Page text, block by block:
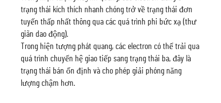
trạng thái kích thích nhanh chóng trở về trạng thái đơn
tuyến thấp nhất thông qua các quá trình phi bức xạ (thư
giãn dao động).
Trong hiện tượng phát quang, các electron có thể trải qua
quá trình chuyển hệ giao tiếp sang trạng thái ba, đây là
trạng thái bán ổn định và cho phép giải phóng năng
lượng chậm hơn.